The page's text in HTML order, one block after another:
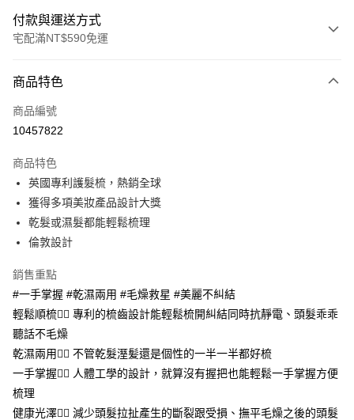
付款與運送方式
宅配滿NT$590免運
POYA支付
信用卡一次付款
Apple Pay
街口支付
悠遊付
Google Pay
AFTEE先享後付
相關說明
【關於「AFTEE先享後付」】
AFTEE先享後付是「在收到商品之後才付款」的支付方式。 讓您購物簡單
便利好安心！
１．簡單：不需註冊會員、不需綁卡、不需儲值。
２．便利：只要手機號碼，簡訊認證，即可結帳。
運送方式
宅配(廠商直送🚚)
每筆NT$100，滿NT$590(含以上)免運費
商品特色
商品編號
10457822
商品特色
英國專利護髮梳，熱銷全球
獲得多項美妝產品設計大獎
乾髮或濕髮都能輕鬆梳理
倫敦設計
銷售重點
#一手掌握 #乾濕兩用 #毛燥救星 #美麗不糾結
輕鬆順梳👍🏻 專利的梳齒設計能輕鬆梳開糾結同時抗靜電、頭髮乖乖
聽話不毛燥
乾濕兩用👍🏻 不管乾髮溼髪還是個性的一半一半都好梳
一手掌握👍🏻 人體工學的設計，就算沒有握把也能輕鬆一手掌握方便
梳理
健康光澤👍🏻 減少頭髮拉扯產生的斷裂跟受損、撫平毛燥之後的頭髮